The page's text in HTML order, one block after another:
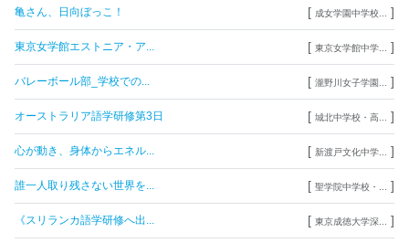
亀さん、日向ぼっこ！ [ 成女学園中学校... ]
東京女学館エストニア・ア... [ 東京女学館中学... ]
バレーボール部_学校での... [ 瀧野川女子学園... ]
オーストラリア語学研修第3日 [ 城北中学校・高... ]
心が動き、身体からエネル... [ 新渡戸文化中学... ]
誰一人取り残さない世界を... [ 聖学院中学校・... ]
《スリランカ語学研修へ出... [ 東京成徳大学深... ]